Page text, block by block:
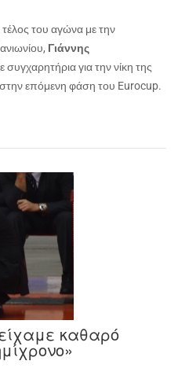
τέλος του αγώνα με την
Γιάννης
συγχαρητήρια για την νίκη της
επόμενη φάση του Eurocup.
καθαρό